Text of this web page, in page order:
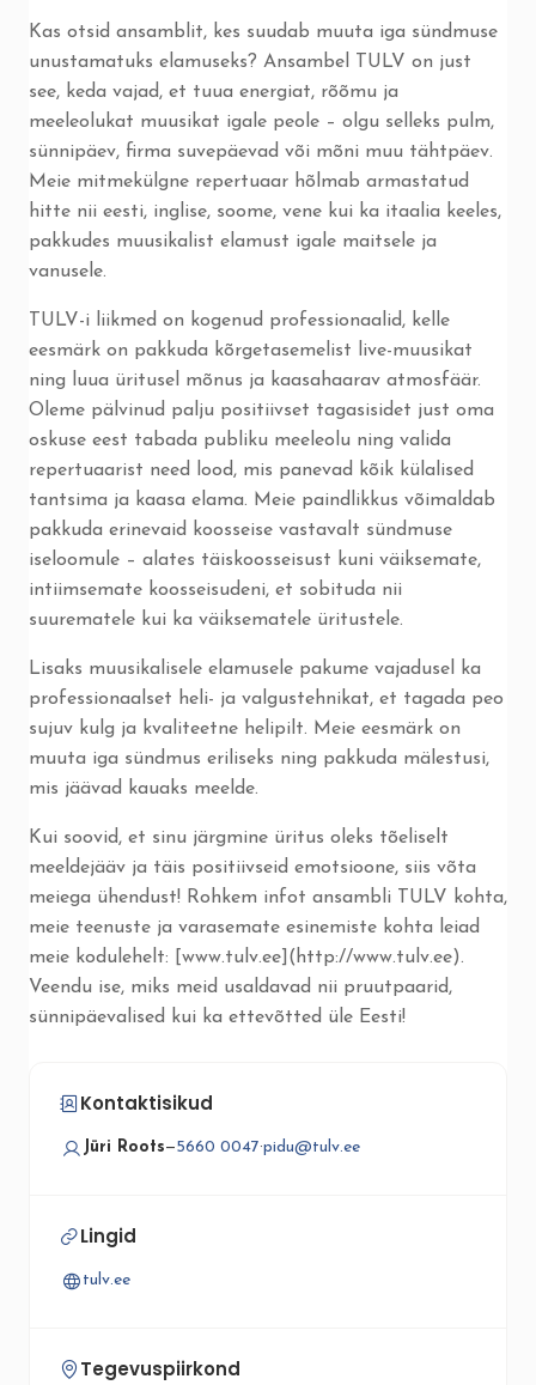
Kas otsid ansamblit, kes suudab muuta iga sündmuse
unustamatuks elamuseks? Ansambel TULV on just
see, keda vajad, et tuua energiat, rõõmu ja
meeleolukat muusikat igale peole – olgu selleks pulm,
sünnipäev, firma suvepäevad või mõni muu tähtpäev.
Meie mitmekülgne repertuaar hõlmab armastatud
hitte nii eesti, inglise, soome, vene kui ka itaalia keeles,
pakkudes muusikalist elamust igale maitsele ja
vanusele.
TULV-i liikmed on kogenud professionaalid, kelle
eesmärk on pakkuda kõrgetasemelist live-muusikat
ning luua üritusel mõnus ja kaasahaarav atmosfäär.
Oleme pälvinud palju positiivset tagasisidet just oma
oskuse eest tabada publiku meeleolu ning valida
repertuaarist need lood, mis panevad kõik külalised
tantsima ja kaasa elama. Meie paindlikkus võimaldab
pakkuda erinevaid koosseise vastavalt sündmuse
iseloomule – alates täiskoosseisust kuni väiksemate,
intiimsemate koosseisudeni, et sobituda nii
suurematele kui ka väiksematele üritustele.
Lisaks muusikalisele elamusele pakume vajadusel ka
professionaalset heli- ja valgustehnikat, et tagada peo
sujuv kulg ja kvaliteetne helipilt. Meie eesmärk on
muuta iga sündmus eriliseks ning pakkuda mälestusi,
mis jäävad kauaks meelde.
Kui soovid, et sinu järgmine üritus oleks tõeliselt
meeldejääv ja täis positiivseid emotsioone, siis võta
meiega ühendust! Rohkem infot ansambli TULV kohta,
meie teenuste ja varasemate esinemiste kohta leiad
meie kodulehelt: [www.tulv.ee](http://www.tulv.ee).
Veendu ise, miks meid usaldavad nii pruutpaarid,
sünnipäevalised kui ka ettevõtted üle Eesti!
Kontaktisikud
Jüri Roots—5660 0047·pidu@tulv.ee
Lingid
tulv.ee
Tegevuspiirkond